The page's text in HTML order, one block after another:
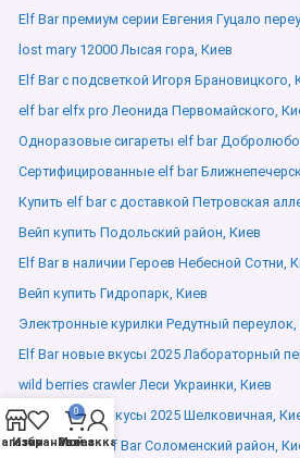
Elf Bar премиум серии Евгения Гуцало
lost mary 12000 Лысая гора, Киев
Elf Bar с подсветкой Игоря Брановицкого,
elf bar elfx pro Леонида Первомайского,
Одноразовые сигареты elf bar
Сертифицированные elf bar
Купить elf bar с доставкой Петровская
Вейп купить Подольский район, Киев
Elf Bar в наличии Героев Небесной Сотни,
Вейп купить Гидропарк, Киев
Электронные курилки Редутный переулок,
Elf Bar новые вкусы 2025 Лабораторный
wild berries crawler Леси Украинки, Киев
Elf Bar новые вкусы 2025 Шелковичная,
Pod система Elf Bar Соломенский район,
Избранное
0
Заказ
Мой аккаунт